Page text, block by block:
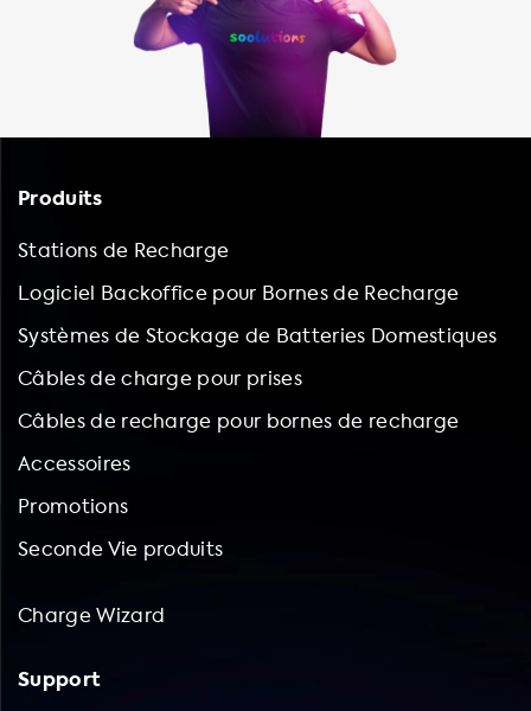
Produits
Stations de Recharge
Logiciel Backoffice pour Bornes de Recharge
Systèmes de Stockage de Batteries Domestiques
Câbles de charge pour prises
Câbles de recharge pour bornes de recharge
Accessoires
Promotions
Seconde Vie produits
Charge Wizard
Support